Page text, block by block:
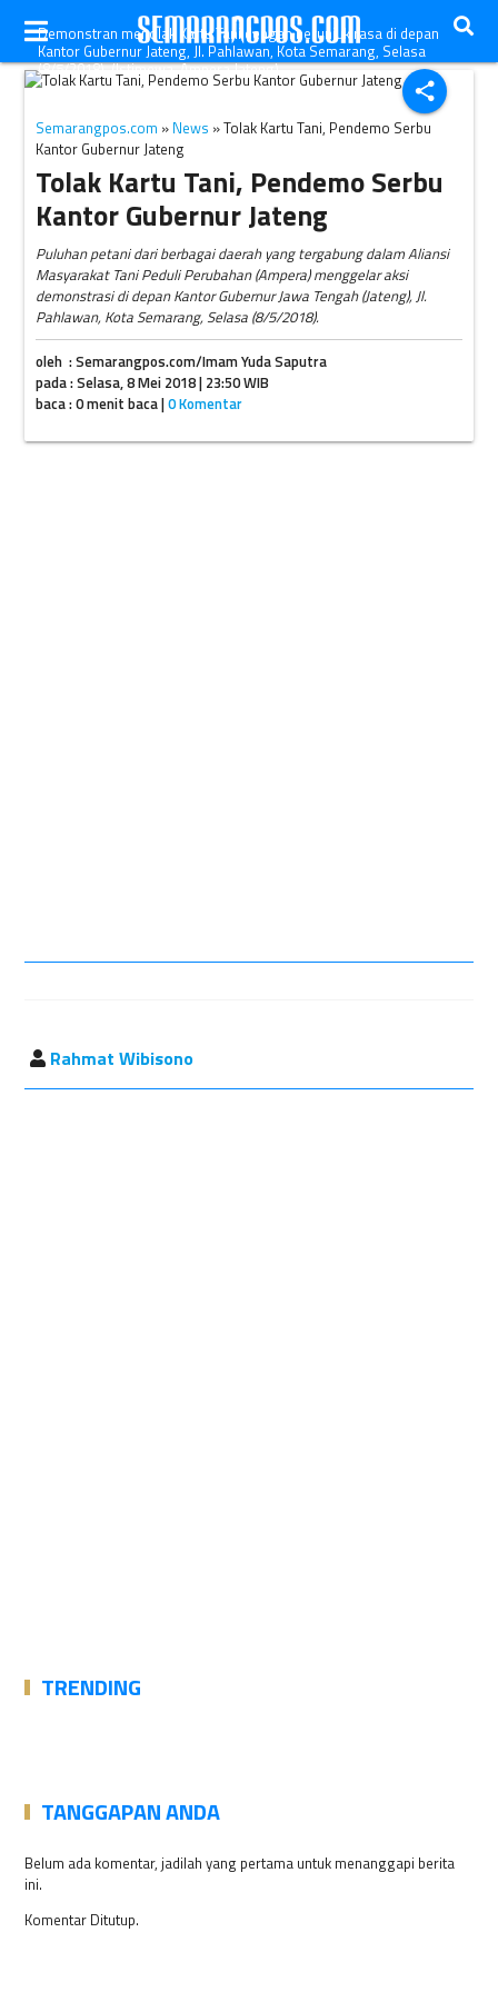
share
Demonstran menolak Kartu Tani dengan berunjuk rasa di depan
Kantor Gubernur Jateng, Jl. Pahlawan, Kota Semarang, Selasa
(8/5/2018). (Istimewa-Ampera Jateng)
Semarangpos.com » News » Tolak Kartu Tani, Pendemo Serbu
Kantor Gubernur Jateng
Tolak Kartu Tani, Pendemo Serbu
Kantor Gubernur Jateng
Puluhan petani dari berbagai daerah yang tergabung dalam Aliansi
Masyarakat Tani Peduli Perubahan (Ampera) menggelar aksi
demonstrasi di depan Kantor Gubernur Jawa Tengah (Jateng), Jl.
Pahlawan, Kota Semarang, Selasa (8/5/2018).
oleh : Semarangpos.com/Imam Yuda Saputra
pada : Selasa, 8 Mei 2018 | 23:50 WIB
baca : 0 menit baca |0 Komentar
Rahmat Wibisono
TRENDING
TANGGAPAN ANDA
Belum ada komentar, jadilah yang pertama untuk menanggapi berita
ini.
Komentar Ditutup.